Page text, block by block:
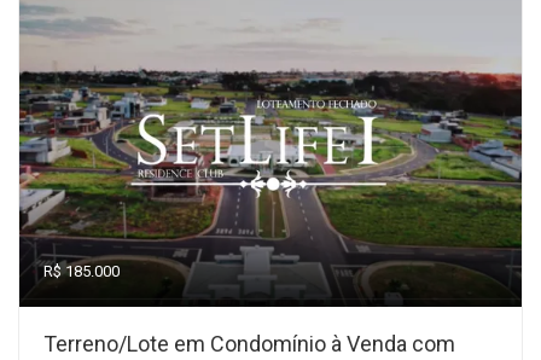
R$ 185.000
Terreno/Lote em Condomínio à Venda com